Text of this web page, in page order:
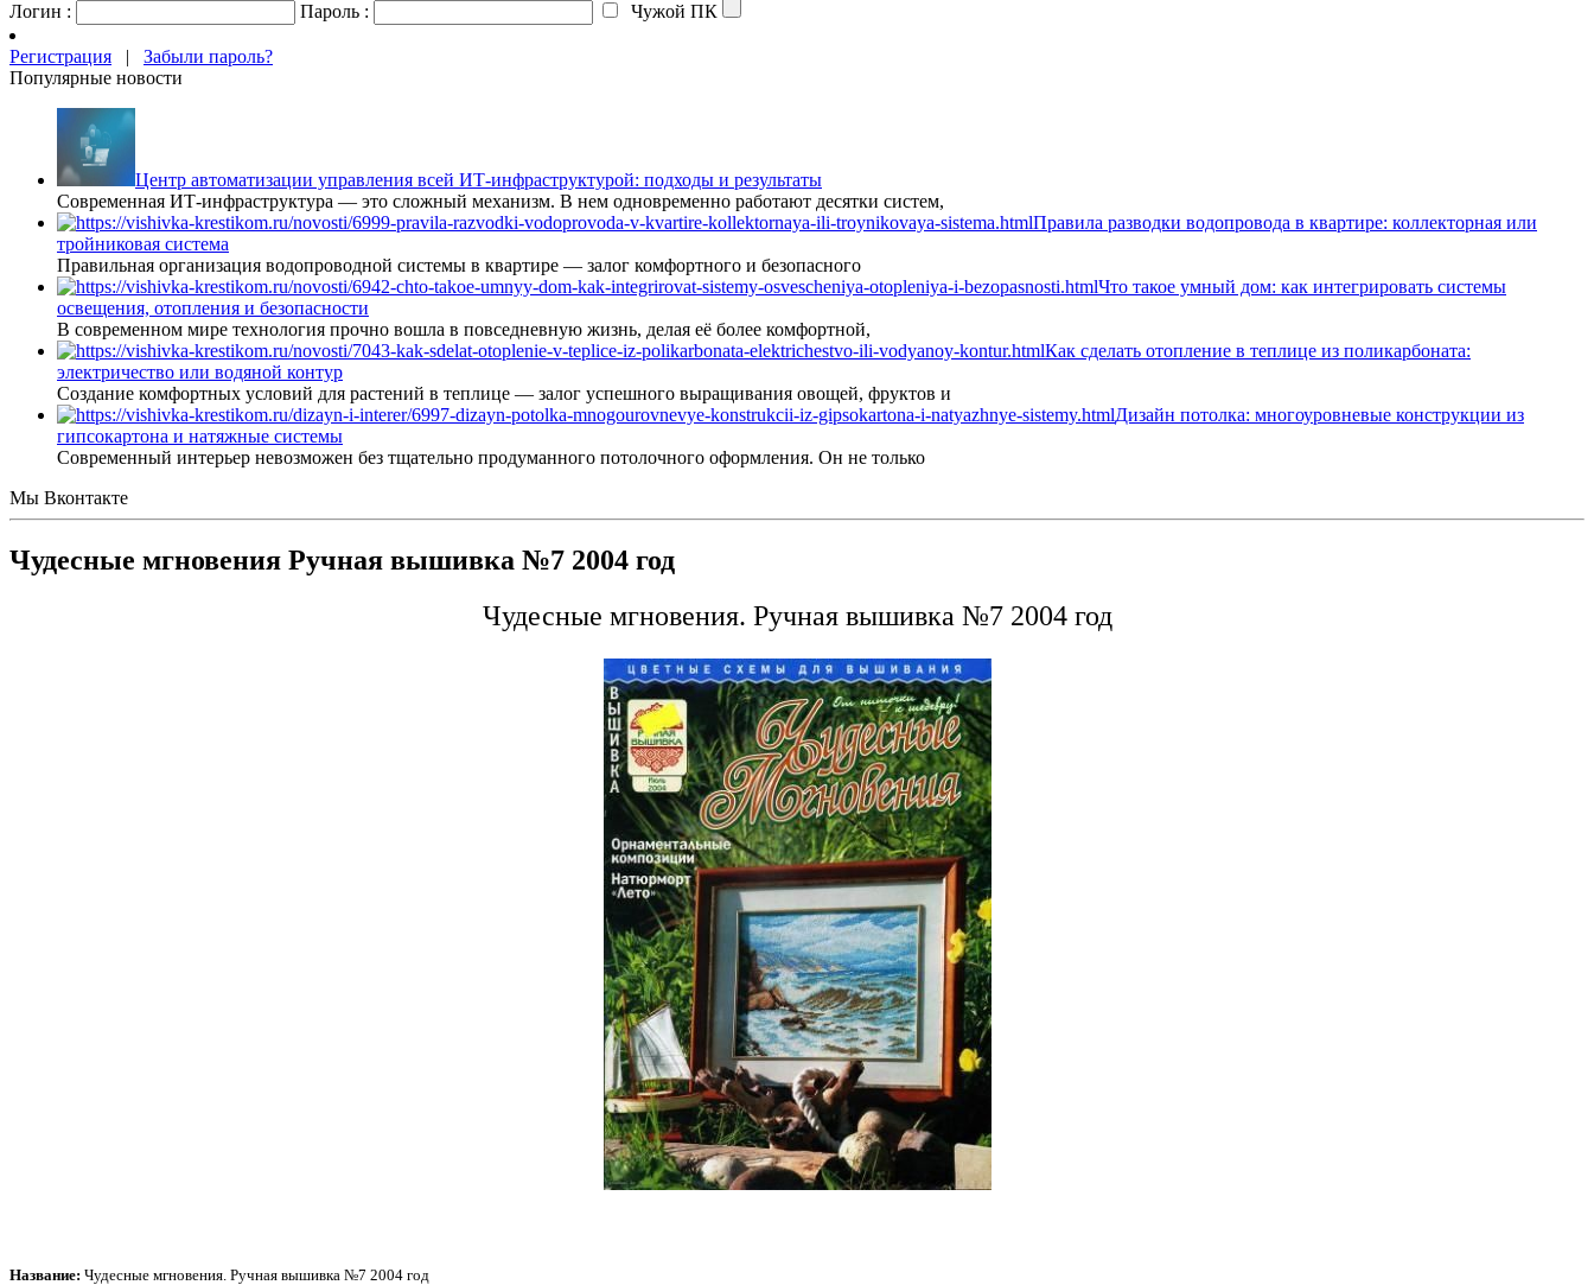
Логин :
Пароль : Чужой ПК
Регистрация | Забыли пароль?
Популярные новости
Центр автоматизации управления всей ИТ-инфраструктурой: подходы и результаты
Современная ИТ-инфраструктура — это сложный механизм. В нем одновременно работают десятки систем,
Правила разводки водопровода в квартире: коллекторная или
тройниковая система
Правильная организация водопроводной системы в квартире — залог комфортного и безопасного
Что такое умный дом: как интегрировать системы
освещения, отопления и безопасности
В современном мире технология прочно вошла в повседневную жизнь, делая её более комфортной,
Как сделать отопление в теплице из поликарбоната:
электричество или водяной контур
Создание комфортных условий для растений в теплице — залог успешного выращивания овощей, фруктов и
Дизайн потолка: многоуровневые конструкции из
гипсокартона и натяжные системы
Современный интерьер невозможен без тщательно продуманного потолочного оформления. Он не только
Мы Вконтакте
Чудесные мгновения Ручная вышивка №7 2004 год
Чудесные мгновения. Ручная вышивка №7 2004 год
Название: Чудесные мгновения. Ручная вышивка №7 2004 год